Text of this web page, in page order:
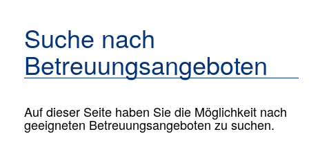
Suche nach
Betreuungsangeboten
Auf dieser Seite haben Sie die Möglichkeit nach
geeigneten Betreuungsangeboten zu suchen.
g
a
i
o